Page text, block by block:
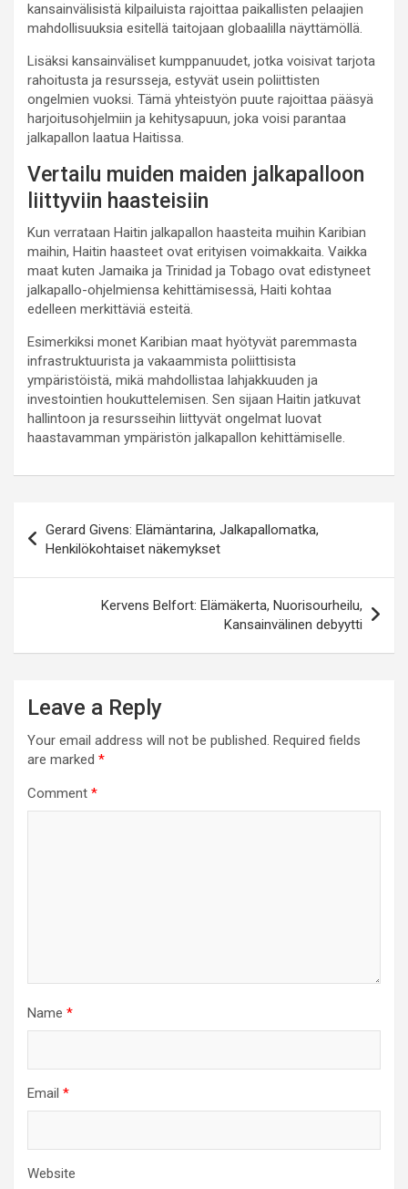
kansainvälisistä kilpailuista rajoittaa paikallisten pelaajien
mahdollisuuksia esitellä taitojaan globaalilla näyttämöllä.
Lisäksi kansainväliset kumppanuudet, jotka voisivat tarjota
rahoitusta ja resursseja, estyvät usein poliittisten
ongelmien vuoksi. Tämä yhteistyön puute rajoittaa pääsyä
harjoitusohjelmiin ja kehitysapuun, joka voisi parantaa
jalkapallon laatua Haitissa.
Vertailu muiden maiden jalkapalloon
liittyviin haasteisiin
Kun verrataan Haitin jalkapallon haasteita muihin Karibian
maihin, Haitin haasteet ovat erityisen voimakkaita. Vaikka
maat kuten Jamaika ja Trinidad ja Tobago ovat edistyneet
jalkapallo-ohjelmiensa kehittämisessä, Haiti kohtaa
edelleen merkittäviä esteitä.
Esimerkiksi monet Karibian maat hyötyvät paremmasta
infrastruktuurista ja vakaammista poliittisista
ympäristöistä, mikä mahdollistaa lahjakkuuden ja
investointien houkuttelemisen. Sen sijaan Haitin jatkuvat
hallintoon ja resursseihin liittyvät ongelmat luovat
haastavamman ympäristön jalkapallon kehittämiselle.
navigation
Gerard Givens: Elämäntarina, Jalkapallomatka,
Henkilökohtaiset näkemykset
Kervens Belfort: Elämäkerta, Nuorisourheilu,
Kansainvälinen debyytti
Leave a Reply
Your email address will not be published. Required fields
are marked *
Comment *
Name *
Email *
Website